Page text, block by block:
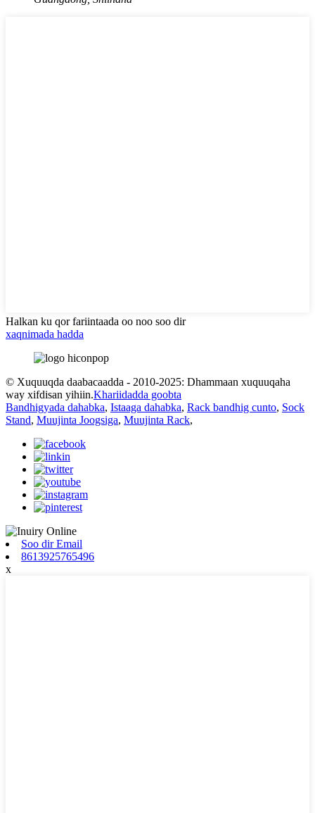
Halkan ku qor fariintaada oo noo soo dir
xaqnimada hadda
© Xuquuqda daabacaadda - 2010-2025: Dhammaan xuquuqaha
way xifdisan yihiin.Khariidadda goobta
Bandhigyada dahabka, Istaaga dahabka, Rack bandhig cunto, Sock
Stand, Muujinta Joogsiga, Muujinta Rack,
Soo dir Email
8613925765496
x